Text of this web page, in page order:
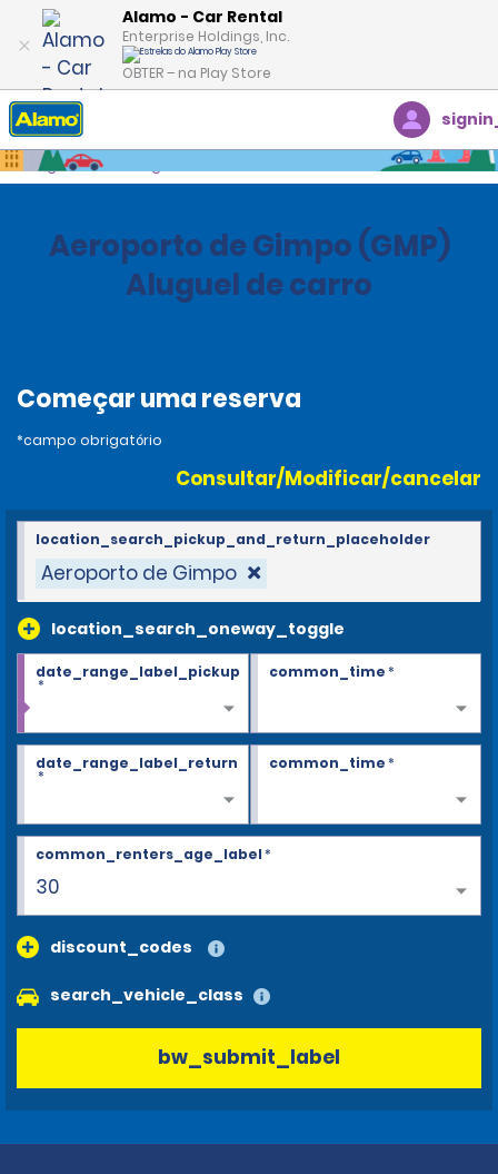
Alamo - Car Rental
Enterprise Holdings, Inc.
OBTER – na Play Store
Página inicial
Aeroporto de Gimpo (GMP)
Aluguel de carro
Começar uma reserva
*campo obrigatório
Consultar/Modificar/cancelar
Aeroporto de Gimpo
location_search_oneway_toggle
location_search_pickup_and_return_placeholder
date_range_label_pickup
*
common_time*
date_range_label_return
*
common_time*
30
common_renters_age_label*
discount_codes
search_vehicle_class
bw_submit_label